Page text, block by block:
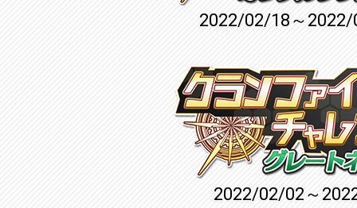
2022/02/18～
2022/02/02～